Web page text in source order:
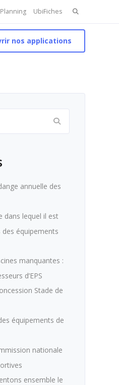
UbiFiches Search
for:
nos applications
annuelle des
dans lequel il est
équipements
manquantes :
d’EPS
Stade de
équipements de
nationale
ensemble le